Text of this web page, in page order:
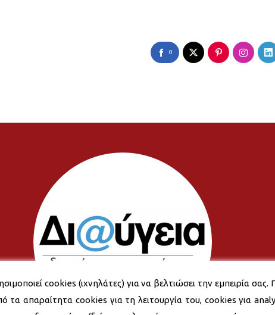
0
cookies (ιχνηλάτες) για να βελτιώσει την εμπειρία σας.
τα απαραίτητα cookies για τη λειτουργία του, cookies για